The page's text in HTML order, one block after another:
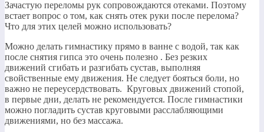
​Зачастую переломы рук сопровождаются отеками. Поэтому
встает вопрос о том, как снять отек руки после перелома?
Что для этих целей можно использовать?​
​Можно делать гимнастику прямо в ванне с водой, так как
после снятия гипса это очень полезно . Без резких
движений сгибать и разгибать сустав, выполняя
свойственные ему движения. Не следует бояться боли, но
важно не переусердствовать. Круговых движений стопой,
в первые дни, делать не рекомендуется. После гимнастики
можно погладить сустав круговыми расслабляющими
движениями, но без массажа.​